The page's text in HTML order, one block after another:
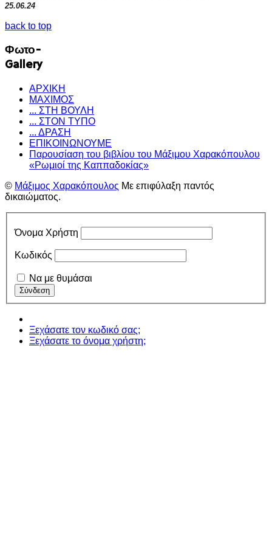
25.06.24
back to top
Φωτο-
Gallery
ΑΡΧΙΚΗ
ΜΑΧΙΜΟΣ
... ΣΤΗ ΒΟΥΛΗ
... ΣΤΟΝ ΤΥΠΟ
... ΔΡΑΣΗ
ΕΠΙΚΟΙΝΩΝΟΥΜΕ
Παρουσίαση του βιβλίου του Μάξιμου Χαρακόπουλου
«Ρωμιοί της Καππαδοκίας»
© Μάξιμος Χαρακόπουλος Με επιφύλαξη παντός
δικαιώματος.
Όνομα Χρήστη
Κωδικός
Να με θυμάσαι
Ξεχάσατε τον κωδικό σας;
Ξεχάσατε το όνομα χρήστη;